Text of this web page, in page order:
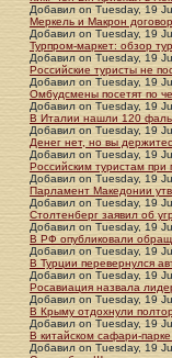
Добавил on Tuesday, 19
Меркель и Макрон
Добавил on Tuesday, 19
Турпром-маркет: обзор
Добавил on Tuesday, 19
Российские туристы не
Добавил on Tuesday, 19
Омбудсмены посетят по
Добавил on Tuesday, 19
В Италии нашли 120
Добавил on Tuesday, 19
Денег нет, но вы
Добавил on Tuesday, 19
Российским туристам при
Добавил on Tuesday, 19
Парламент Македонии
Добавил on Tuesday, 19
Столтенберг заявил об
Добавил on Tuesday, 19
В РФ опубликовали
Добавил on Tuesday, 19
В Турции перевернулся
Добавил on Tuesday, 19
Росавиация назвала
Добавил on Tuesday, 19
В Крыму отдохнули
Добавил on Tuesday, 19
В китайском сафари-
Добавил on Tuesday, 19